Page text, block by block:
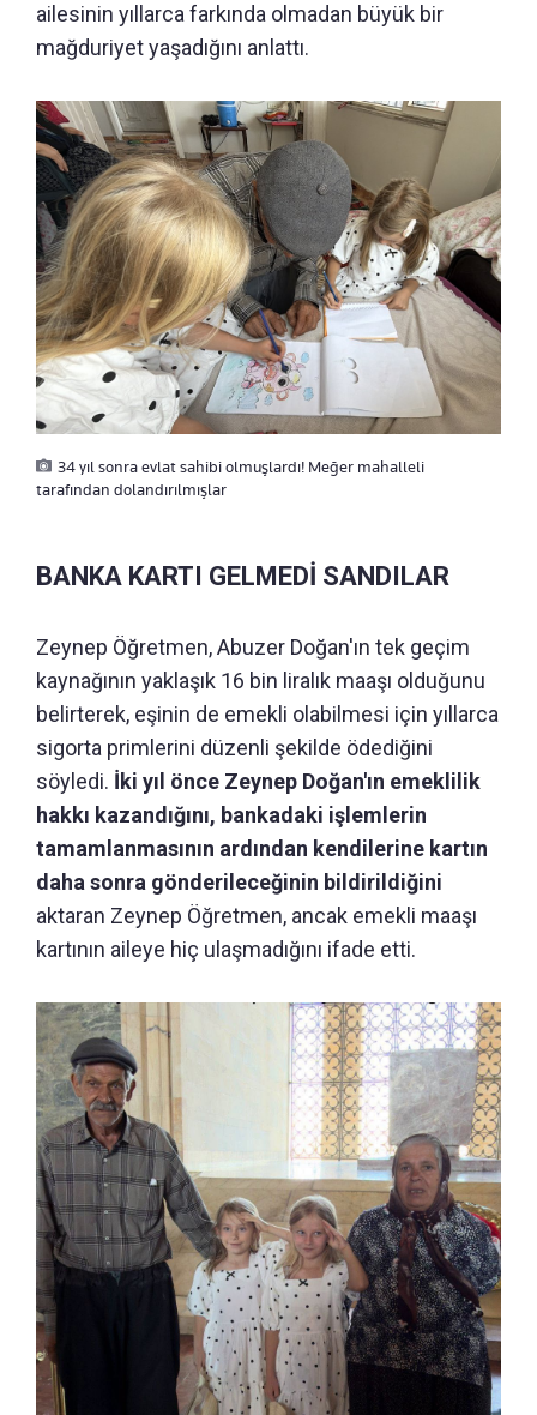
ailesinin yıllarca farkında olmadan büyük bir
mağduriyet yaşadığını anlattı.
34 yıl sonra evlat sahibi olmuşlardı! Meğer mahalleli
tarafından dolandırılmışlar
BANKA KARTI GELMEDİ SANDILAR
Zeynep Öğretmen, Abuzer Doğan'ın tek geçim
kaynağının yaklaşık 16 bin liralık maaşı olduğunu
belirterek, eşinin de emekli olabilmesi için yıllarca
sigorta primlerini düzenli şekilde ödediğini
söyledi. İki yıl önce Zeynep Doğan'ın emeklilik
hakkı kazandığını, bankadaki işlemlerin
tamamlanmasının ardından kendilerine kartın
daha sonra gönderileceğinin bildirildiğini
aktaran Zeynep Öğretmen, ancak emekli maaşı
kartının aileye hiç ulaşmadığını ifade etti.